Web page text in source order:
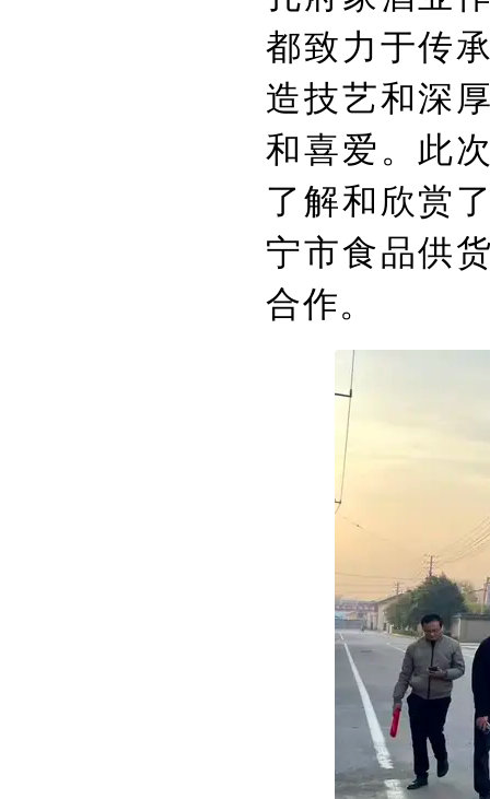
都致力于传
造技艺和深
和喜爱。此
了解和欣赏
宁市食品供
合作。